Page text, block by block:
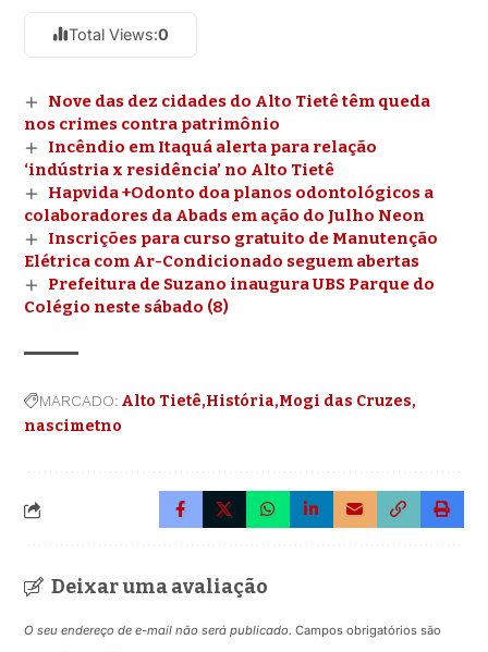
Total Views:0
Nove das dez cidades do Alto Tietê têm queda
nos crimes contra patrimônio
Incêndio em Itaquá alerta para relação
‘indústria x residência’ no Alto Tietê
Hapvida +Odonto doa planos odontológicos a
colaboradores da Abads em ação do Julho Neon
Inscrições para curso gratuito de Manutenção
Elétrica com Ar-Condicionado seguem abertas
Prefeitura de Suzano inaugura UBS Parque do
Colégio neste sábado (8)
MARCADO: Alto Tietê História Mogi das Cruzes
nascimetno
Deixar uma avaliação
O seu endereço de e-mail não será publicado. Campos obrigatórios são